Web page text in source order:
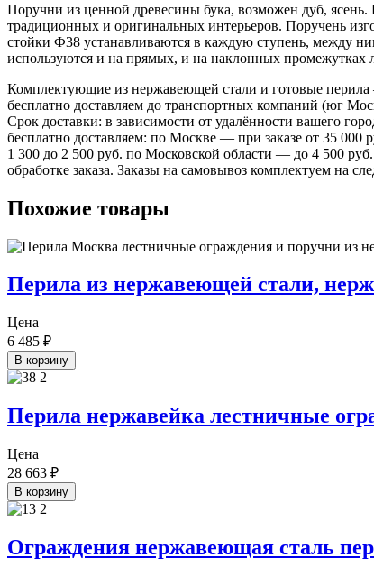
Поручни из ценной древесины бука, возможен дуб,
традиционных и оригинальных интерьеров. Поручень
стойки Ф38 устанавливаются в каждую ступень, между
используются и на прямых, и на наклонных промежутках
Комплектующие из нержавеющей стали и готовые
бесплатно доставляем до транспортных компаний (юг
Срок доставки: в зависимости от удалённости вашего
бесплатно доставляем: по Москве — при заказе от 35
1 300 до 2 500 руб. по Московской области — до 4 500
обработке заказа. Заказы на самовывоз комплектуем на
Похожие товары
Перила из нержавеющей стали,
Цена
6 485 ₽
В корзину
Перила нержавейка лестничные
Цена
28 663 ₽
В корзину
Ограждения нержавеющая сталь